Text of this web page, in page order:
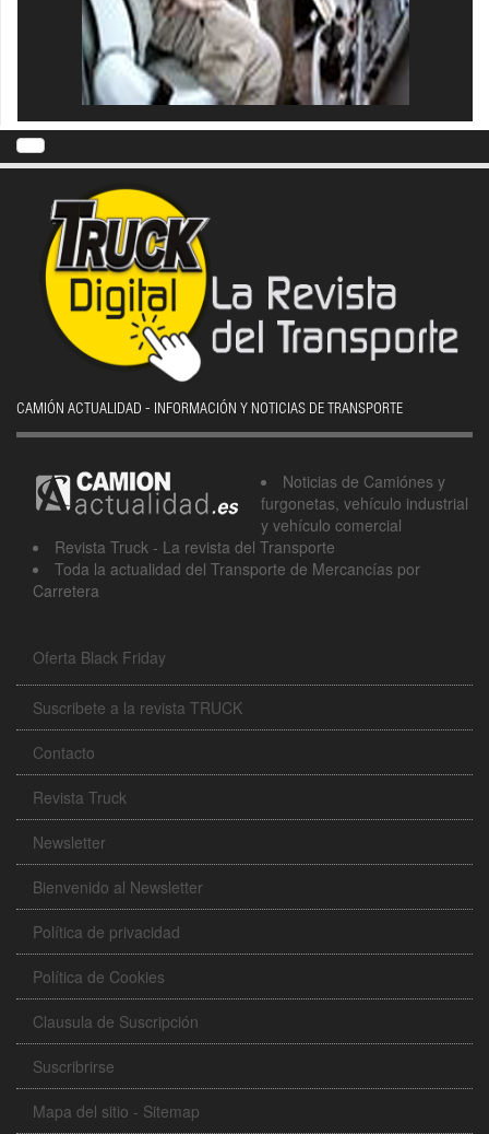
CAMIÓN ACTUALIDAD - INFORMACIÓN Y NOTICIAS DE TRANSPORTE
Noticias de Camiónes y
furgonetas, vehículo industrial
y vehículo comercial
Revista Truck - La revista del Transporte
Toda la actualidad del Transporte de Mercancías por
Carretera
Oferta Black Friday
Suscribete a la revista TRUCK
Contacto
Revista Truck
Newsletter
Bienvenido al Newsletter
Política de privacidad
Política de Cookies
Clausula de Suscripción
Suscribrirse
Mapa del sitio - Sitemap